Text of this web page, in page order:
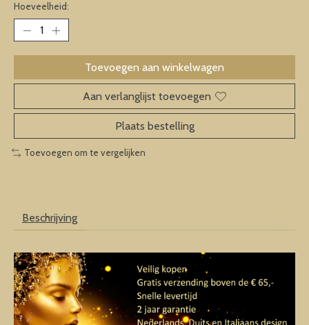
Hoeveelheid:
Toevoegen aan winkelwagen
Aan verlanglijst toevoegen
Plaats bestelling
Toevoegen om te vergelijken
Beschrijving